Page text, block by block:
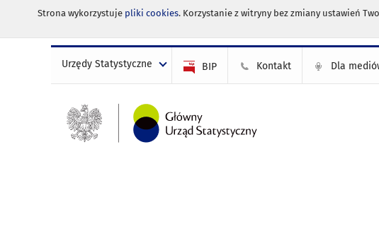
Strona wykorzystuje pliki cookies. Korzystanie z witryny bez zmiany ustawień
Urzędy Statystyczne BIP Kontakt Dla